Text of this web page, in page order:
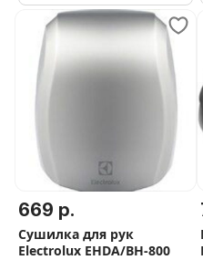
669 р.
Сушилка для рук
Electrolux EHDA/BH-800